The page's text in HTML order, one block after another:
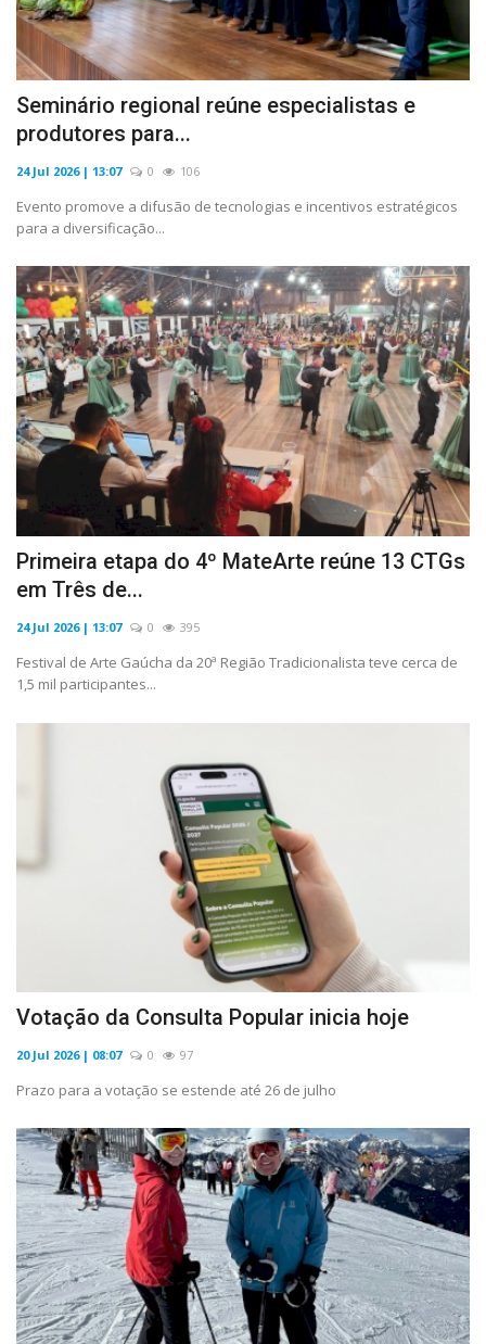
Seminário regional reúne especialistas e
produtores para...
24 Jul 2026 | 13:07 0 106
Evento promove a difusão de tecnologias e incentivos estratégicos
para a diversificação...
Primeira etapa do 4º MateArte reúne 13 CTGs
em Três de...
24 Jul 2026 | 13:07 0 395
Festival de Arte Gaúcha da 20ª Região Tradicionalista teve cerca de
1,5 mil participantes...
Votação da Consulta Popular inicia hoje
20 Jul 2026 | 08:07 0 97
Prazo para a votação se estende até 26 de julho